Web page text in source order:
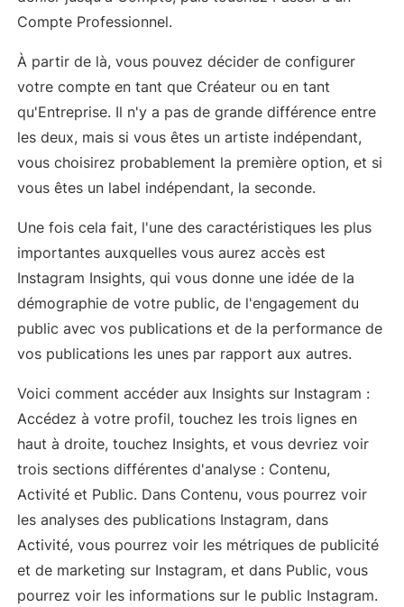
Compte Professionnel.
À partir de là, vous pouvez décider de configurer
votre compte en tant que Créateur ou en tant
qu'Entreprise. Il n'y a pas de grande différence entre
les deux, mais si vous êtes un artiste indépendant,
vous choisirez probablement la première option, et si
vous êtes un label indépendant, la seconde.
Une fois cela fait, l'une des caractéristiques les plus
importantes auxquelles vous aurez accès est
Instagram Insights, qui vous donne une idée de la
démographie de votre public, de l'engagement du
public avec vos publications et de la performance de
vos publications les unes par rapport aux autres.
Voici comment accéder aux Insights sur Instagram :
Accédez à votre profil, touchez les trois lignes en
haut à droite, touchez Insights, et vous devriez voir
trois sections différentes d'analyse : Contenu,
Activité et Public. Dans Contenu, vous pourrez voir
les analyses des publications Instagram, dans
Activité, vous pourrez voir les métriques de publicité
et de marketing sur Instagram, et dans Public, vous
pourrez voir les informations sur le public Instagram.